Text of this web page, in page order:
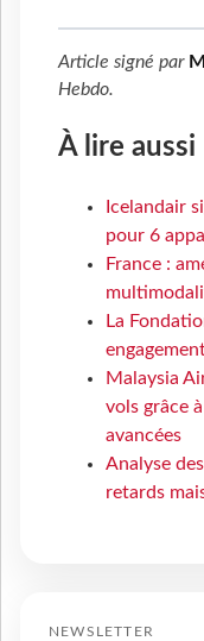
Article signé par
Hebdo.
À lire aussi
Icelandair
pour 6
France :
La
Malaysia
vols grâce
avancées
Analyse
retards
NEWSLETTER